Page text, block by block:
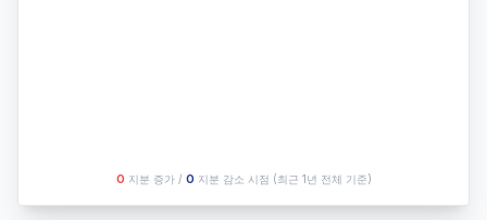
O 지분 증가 / O 지분 감소 시점 (최근 1년 전체 기준)